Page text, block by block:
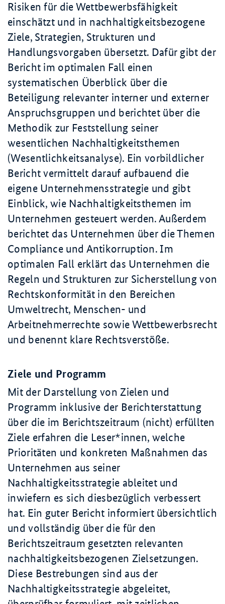
Risiken für die Wettbewerbsfähigkeit
einschätzt und in nachhaltigkeitsbezogene
Ziele, Strategien, Strukturen und
Handlungsvorgaben übersetzt. Dafür gibt der
Bericht im optimalen Fall einen
systematischen Überblick über die
Beteiligung relevanter interner und externer
Anspruchsgruppen und berichtet über die
Methodik zur Feststellung seiner
wesentlichen Nachhaltigkeitsthemen
(Wesentlichkeitsanalyse). Ein vorbildlicher
Bericht vermittelt darauf aufbauend die
eigene Unternehmensstrategie und gibt
Einblick, wie Nachhaltigkeitsthemen im
Unternehmen gesteuert werden. Außerdem
berichtet das Unternehmen über die Themen
Compliance und Antikorruption. Im
optimalen Fall erklärt das Unternehmen die
Regeln und Strukturen zur Sicherstellung von
Rechtskonformität in den Bereichen
Umweltrecht, Menschen- und
Arbeitnehmerrechte sowie Wettbewerbsrecht
und benennt klare Rechtsverstöße.
Ziele und Programm
Mit der Darstellung von Zielen und
Programm inklusive der Berichterstattung
über die im Berichtszeitraum (nicht) erfüllten
Ziele erfahren die Leser*innen, welche
Prioritäten und konkreten Maßnahmen das
Unternehmen aus seiner
Nachhaltigkeitsstrategie ableitet und
inwiefern es sich diesbezüglich verbessert
hat. Ein guter Bericht informiert übersichtlich
und vollständig über die für den
Berichtszeitraum gesetzten relevanten
nachhaltigkeitsbezogenen Zielsetzungen.
Diese Bestrebungen sind aus der
Nachhaltigkeitsstrategie abgeleitet,